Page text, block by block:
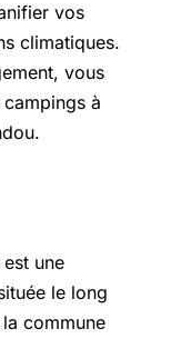
vos
climatiques.
vous
à
une
le long
commune